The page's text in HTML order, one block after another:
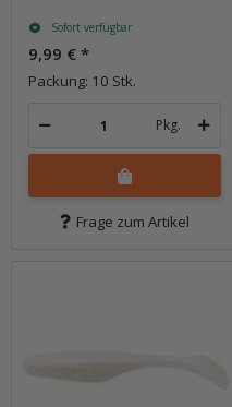
Sofort verfügbar
9,99 € *
Packung: 10 Stk.
Pkg.
Frage zum Artikel